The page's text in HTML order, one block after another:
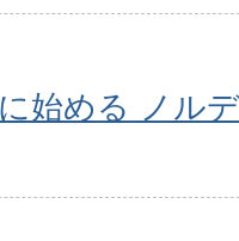
始める ノル